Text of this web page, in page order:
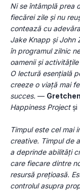
Ni se întâmplă prea
fiecărei zile și nu
contează cu
Jake Knapp și John
în programul zilnic
oamenii și
O lectură esențială
creeze o viață mai
succes. —
Happiness Project și
Timpul este cel mai
creative. Timpul de
a deprinde abilități
care fiecare dintre
resursă prețioasă.
controlul asupra